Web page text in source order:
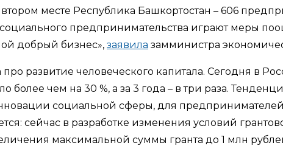
месте Республика Башкортостан – 606
предпринимательства играют меры
добрый бизнес», заявила замминистра
развитие человеческого капитала. Сегодня в
чем на 30 %, а за 3 года – в три раза.
социальной сферы, для
сейчас в разработке изменения условий
максимальной суммы гранта до 1 млн